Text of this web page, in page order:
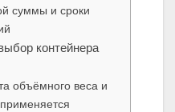
суммы и сроки
контейнера
объёмного веса и